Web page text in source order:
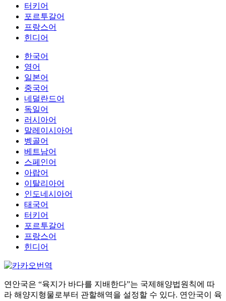
터키어
포르투갈어
프랑스어
힌디어
한국어
영어
일본어
중국어
네덜란드어
독일어
러시아어
말레이시아어
벵골어
베트남어
스페인어
아랍어
이탈리아어
인도네시아어
태국어
터키어
포르투갈어
프랑스어
힌디어
연안국은 “육지가 바다를 지배한다”는 국제해양법원칙에 따
라 해양지형물로부터 관할해역을 설정할 수 있다. 연안국이 육